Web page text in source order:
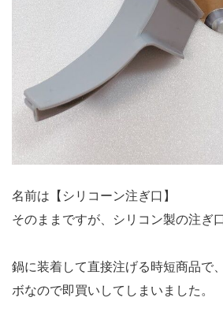
名前は【シリコーン注ぎ口】
そのままですが、シリコン製の注ぎ
鍋に装着して直接注げる時短商品で
ボなので即買いしてしまいました。